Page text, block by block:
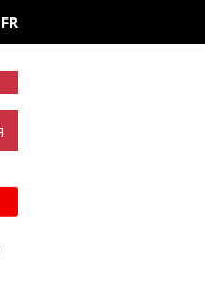
FR